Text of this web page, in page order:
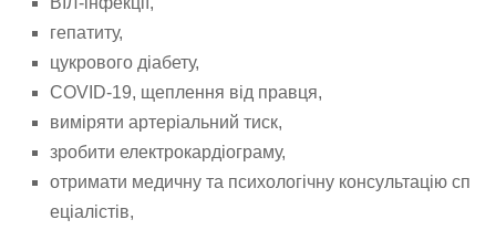
гепатиту,
цукрового діабету,
COVID-19, щеплення від правця,
виміряти артеріальний тиск,
зробити електрокардіограму,
отримати медичну та психологічну консультацію сп
еціалістів,